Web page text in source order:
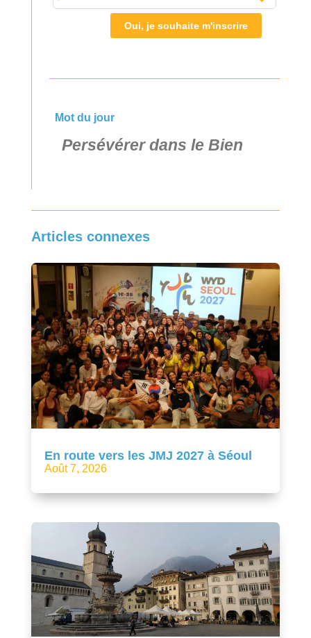
Oui, je souhaite m'inscrire
Mot du jour
Persévérer dans le Bien
Articles connexes
En route vers les JMJ 2027 à Séoul
Août 7, 2026